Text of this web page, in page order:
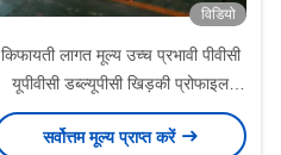
विडियो
किफायती लागत मूल्य उच्च प्रभावी पीवीसी
यूपीवीसी डब्ल्यूपीसी खिड़की प्रोफाइल
extrusion मशीन प्लास्टिक दरवाजा फ्रेम
प्रोफाइल बनाने की मशीन
सर्वोत्तम मूल्य प्राप्त करें